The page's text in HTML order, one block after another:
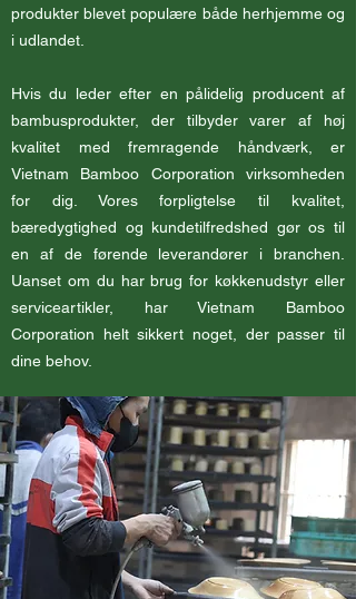
produkter blevet populære både herhjemme og
i udlandet.
Hvis du leder efter en pålidelig producent af
bambusprodukter, der tilbyder varer af høj
kvalitet med fremragende håndværk, er
Vietnam Bamboo Corporation virksomheden
for dig. Vores forpligtelse til kvalitet,
bæredygtighed og kundetilfredshed gør os til
en af de førende leverandører i branchen.
Uanset om du har brug for køkkenudstyr eller
serviceartikler, har Vietnam Bamboo
Corporation helt sikkert noget, der passer til
dine behov.